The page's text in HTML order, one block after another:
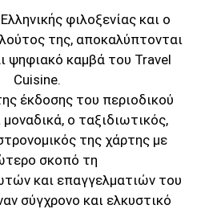
φιλοξενίας και ο
της, αποκαλύπτονται
ψηφιακό καμβά του Travel
Cuisine.
έκδοσης του περιοδικού
ο ταξιδιωτικός,
της χάρτης με
σκοπό τη
και επαγγελματιών του
σύγχρονο και ελκυστικό